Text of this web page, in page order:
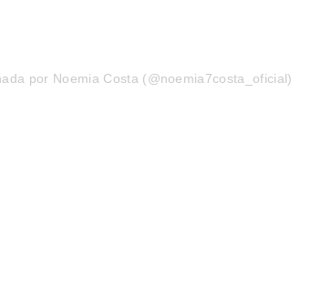
por Noemia Costa (@noemia7costa_oficial)